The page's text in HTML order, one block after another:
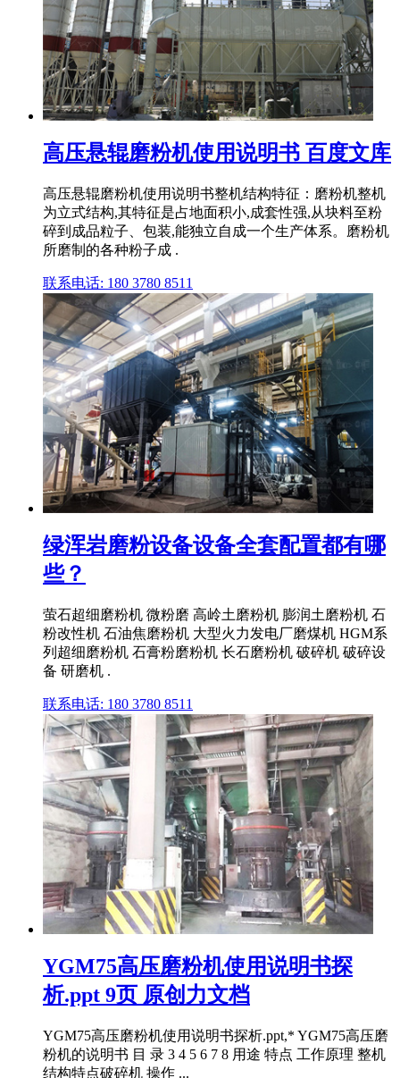
高压悬辊磨粉机使用说明书 百度文库
高压悬辊磨粉机使用说明书整机结构特征：磨粉机整机
为立式结构,其特征是占地面积小,成套性强,从块料至粉
碎到成品粒子、包装,能独立自成一个生产体系。磨粉机
所磨制的各种粉子成 .
联系电话: 180 3780 8511
绿浑岩磨粉设备设备全套配置都有哪
些？
萤石超细磨粉机 微粉磨 高岭土磨粉机 膨润土磨粉机 石
粉改性机 石油焦磨粉机 大型火力发电厂磨煤机 HGM系
列超细磨粉机 石膏粉磨粉机 长石磨粉机 破碎机 破碎设
备 研磨机 .
联系电话: 180 3780 8511
YGM75高压磨粉机使用说明书探
析.ppt 9页 原创力文档
YGM75高压磨粉机使用说明书探析.ppt,* YGM75高压磨
粉机的说明书 目 录 3 4 5 6 7 8 用途 特点 工作原理 整机
结构特点破碎机 操作 ...